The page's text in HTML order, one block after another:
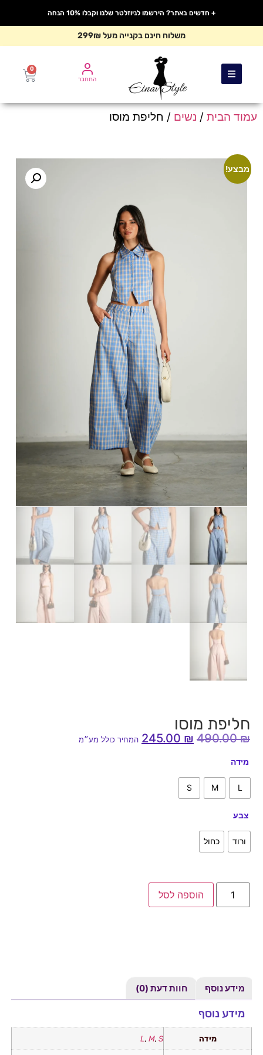
+ חדשים באתר? הירשמו לניוזלטר שלנו וקבלו 10% הנחה
משלוח חינם בקנייה מעל 299₪
0
התחבר
עמוד הבית / נשים / חליפת מוסו
מבצע!
חליפת מוסו
490.00₪
245.00 ₪ המחיר כולל מע״מ
מידה
L
M
S
צבע
ורוד כחול
הוספה לסל
מידע נוסף חוות דעת (0)
מידע נוסף
מידה L, M, S